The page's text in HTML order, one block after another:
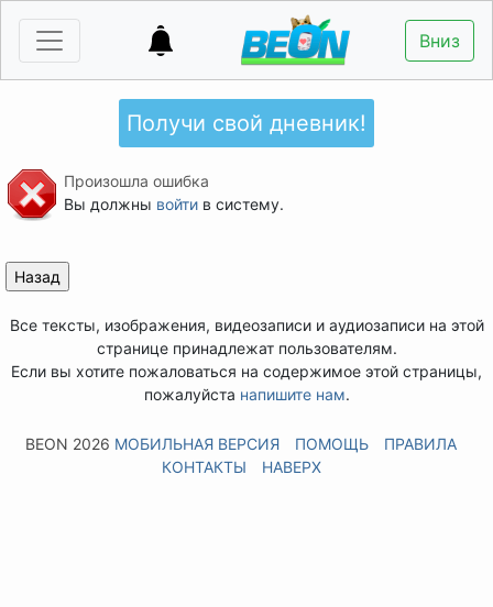
Вниз
Получи свой дневник!
Произошла ошибка
Вы должны войтив систему.
Все тексты, изображения, видеозаписи и аудиозаписи на этой
странице принадлежат пользователям.
Если вы хотите пожаловаться на содержимое этой страницы,
пожалуйста напишите нам.
BEON 2026 МОБИЛЬНАЯ ВЕРСИЯ ПОМОЩЬ
ПРАВИЛА
КОНТАКТЫ
НАВЕРХ